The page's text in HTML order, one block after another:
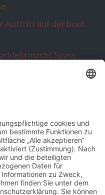
Auftritt auf der boot
macht Spass
Venlo…die